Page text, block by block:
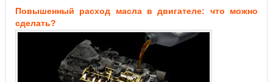
Повышенный расход масла в двигателе: что можно
сделать?